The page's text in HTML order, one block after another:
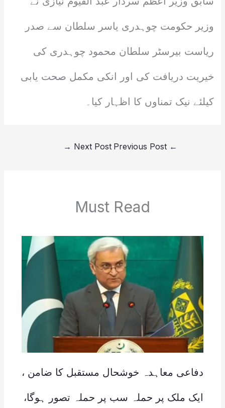
وزیر حکومت چوہدری یاسر سلطان سے صدر
ریاست بیرسٹر سلطان محمود چوہدری کی
خیریت دریافت کی اور انکی مکمل صحت یابی
کیلئے نیک تمناوں کا اظہار کیا۔
←
Next Post
→
Must Read
دفاعی معاہدہ خوشحال مستقبل کا ضامن ،
ایک ملک پر حملہ سب پر حملہ تصور ہوگا،